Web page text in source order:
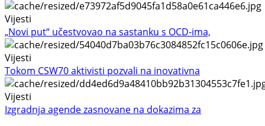
Vijesti
„Novi put“ učestvovao na sastanku s OCD-ima,
Vijesti
Tokom CSW70 aktivisti pozvali na inovativna
Vijesti
Izgradnja agende zasnovane na dokazima za